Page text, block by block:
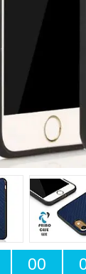
00